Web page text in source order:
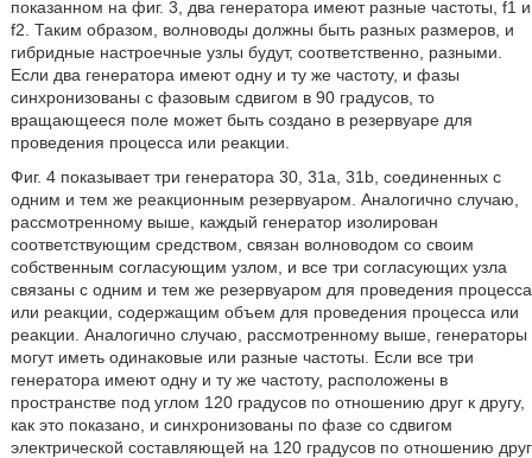
показанном на фиг. 3, два генератора имеют разные частоты, f1 и
f2. Таким образом, волноводы должны быть разных размеров, и
гибридные настроечные узлы будут, соответственно, разными.
Если два генератора имеют одну и ту же частоту, и фазы
синхронизованы с фазовым сдвигом в 90 градусов, то
вращающееся поле может быть создано в резервуаре для
проведения процесса или реакции.
Фиг. 4 показывает три генератора 30, 31a, 31b, соединенных с
одним и тем же реакционным резервуаром. Аналогично случаю,
рассмотренному выше, каждый генератор изолирован
соответствующим средством, связан волноводом со своим
собственным согласующим узлом, и все три согласующих узла
связаны с одним и тем же резервуаром для проведения процесса
или реакции, содержащим объем для проведения процесса или
реакции. Аналогично случаю, рассмотренному выше, генераторы
могут иметь одинаковые или разные частоты. Если все три
генератора имеют одну и ту же частоту, расположены в
пространстве под углом 120 градусов по отношению друг к другу,
как это показано, и синхронизованы по фазе со сдвигом
электрической составляющей на 120 градусов по отношению друг